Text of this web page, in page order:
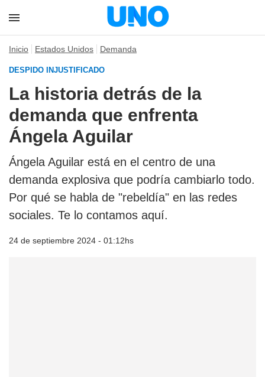
Inicio Estados Unidos Demanda
DESPIDO INJUSTIFICADO
La historia detrás de la
demanda que enfrenta
Ángela Aguilar
Ángela Aguilar está en el centro de una
demanda explosiva que podría cambiarlo todo.
Por qué se habla de "rebeldía" en las redes
sociales. Te lo contamos aquí.
24 de septiembre 2024 - 01:12hs